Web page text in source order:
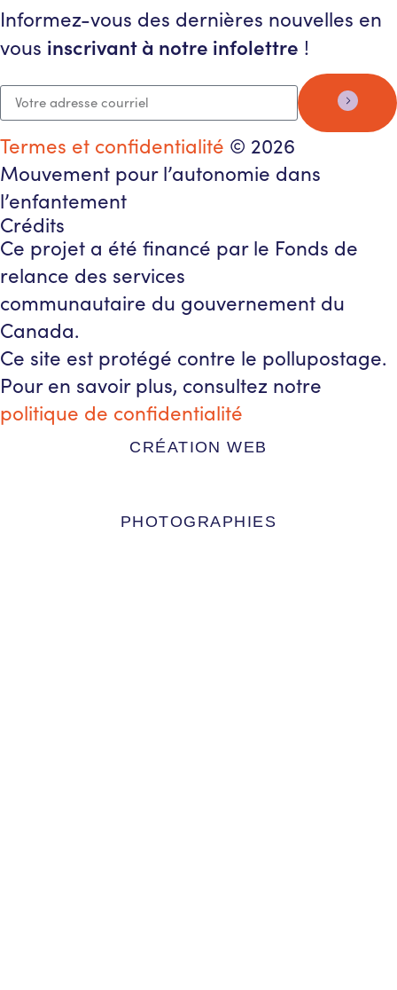
Informez-vous des dernières nouvelles en
vous inscrivant à notre infolettre !
Termes et confidentialité © 2026
Mouvement pour l’autonomie dans
l’enfantement
Crédits
Ce projet a été financé par le Fonds de
relance des services
communautaire du gouvernement du
Canada.
Ce site est protégé contre le pollupostage.
Pour en savoir plus, consultez notre
politique de confidentialité
CRÉATION WEB
PHOTOGRAPHIES